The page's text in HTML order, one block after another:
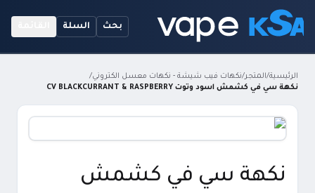
بحث السلة
الرئيسية/المتجر/نكهات فيب شيشة - نكهات معسل الكتروني/
نكهة سي في كشمش اسود وتوت CV BLACKCURRANT & RASPBERRY
نكهة سي في كشمش